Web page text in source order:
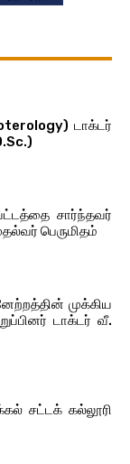
டாக்டர்
சார்ந்தவர்
பெருமிதம்
முக்கிய
டாக்டர் வீ.
சட்டக் கல்லூரி